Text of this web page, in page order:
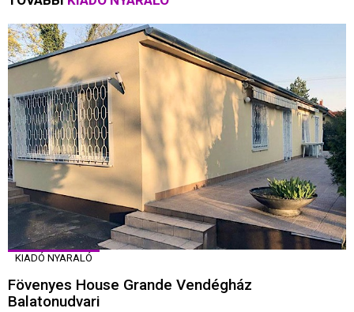
KIADÓ NYARALÓ
Fövenyes House Grande Vendégház
Balatonudvari